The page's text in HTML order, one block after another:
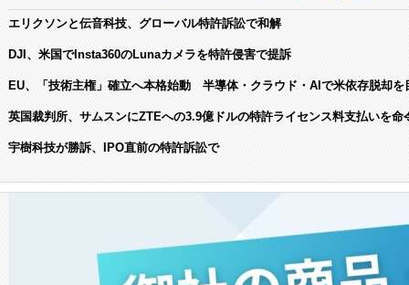
エリクソンと伝音科技、グローバル特許訴訟で和解
DJI、米国でInsta360のLunaカメラを特許侵害で提訴
EU、「技術主権」確立へ本格始動 半導体・クラウド・AIで米依存脱却を
英国裁判所、サムスンにZTEへの3.9億ドルの特許ライセンス料支払いを命
宇樹科技が勝訴、IPO直前の特許訴訟で